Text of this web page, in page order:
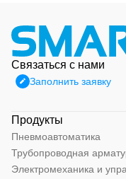
Связаться с нами
Заполнить заявку
Продукты
Пневмоавтоматика
Трубопроводная
Электромеханика и